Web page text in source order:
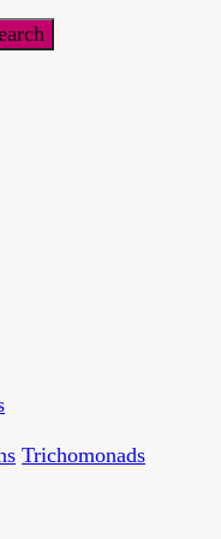
–
und Testzentrum mit
Trichomonads